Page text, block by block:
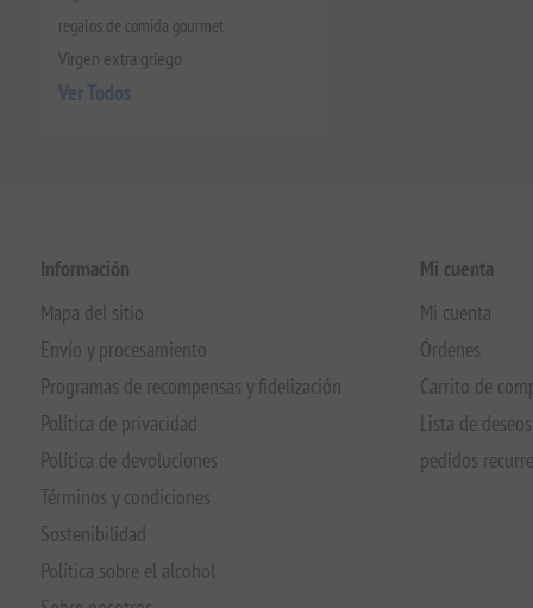
regalos de comida gourmet
Virgen extra griego
Ver Todos
Información
Mapa del sitio
Envío y procesamiento
Programas de recompensas y fidelización
Política de privacidad
Política de devoluciones
Términos y condiciones
Sostenibilidad
Política sobre el alcohol
Mi cuenta
Mi cuenta
Órdenes
Carrito de
Lista de deseos
pedidos